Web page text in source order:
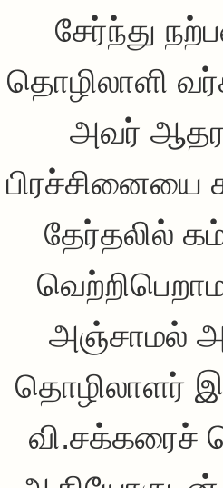
சேர்ந்து
தொழிலாளி
அவர்
பிரச்சினையை
தேர்தலில்
அஞ்சாமல்
தொழிலாளர்
வி.சக்கரைச்